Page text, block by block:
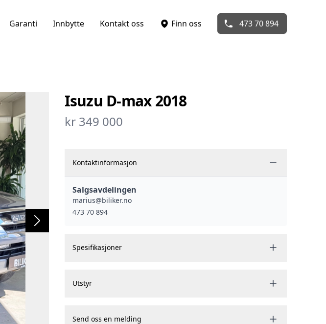
Garanti Innbytte Kontakt oss Finn oss 473 70 894
Isuzu D-max 2018
kr 349 000
Kontaktinformasjon
Salgsavdelingen
marius@biliker.no
473 70 894
Spesifikasjoner
Utstyr
Send oss en melding